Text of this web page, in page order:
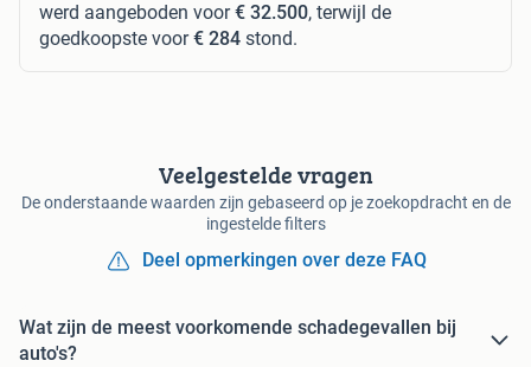
werd aangeboden voor€ 32.500, terwijl de
goedkoopste voor€ 284 stond.
Veelgestelde vragen
De onderstaande waarden zijn gebaseerd op je zoekopdracht en de
ingestelde filters
Deel opmerkingen over deze FAQ
Wat zijn de meest voorkomende schadegevallen bij
auto's?